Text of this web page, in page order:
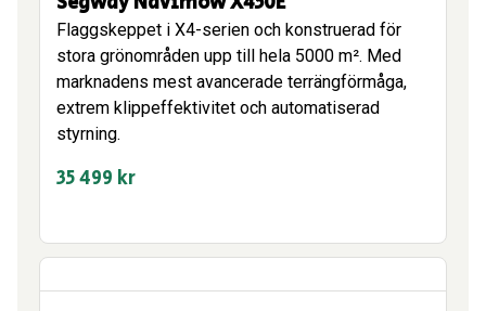
Flaggskeppet i X4-serien och konstruerad för
stora grönområden upp till hela 5000 m². Med
marknadens mest avancerade terrängförmåga,
extrem klippeffektivitet och automatiserad
styrning.
35 499 kr